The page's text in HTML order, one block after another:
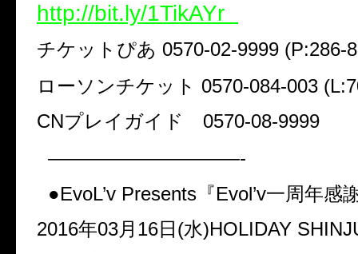
http://bit.ly/1TikAYr
チケットぴあ 0570-02-9999 (P:286-
ローソンチケット 0570-084-003
CNプレイガイド 0570-08-9999
——————————-
●EvoL’v Presents『Evol’v一周年
2016年03月16日(水)HOLIDAY